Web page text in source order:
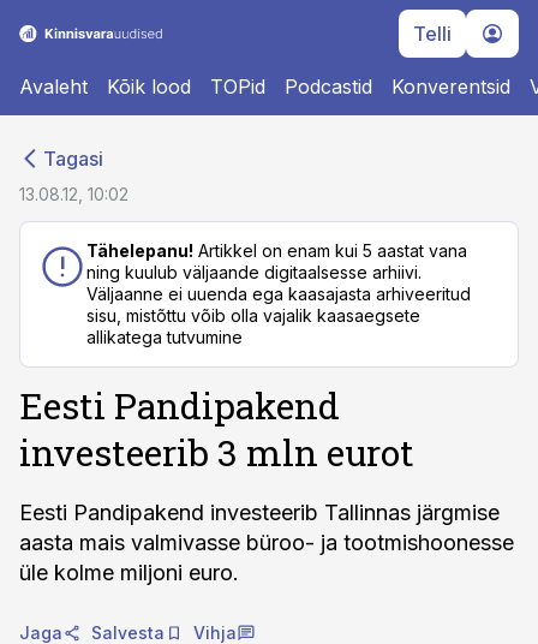
Telli
Avaleht Kõik lood TOPid Podcastid Konverentsid
Tagasi
13.08.12, 10:02
Tähelepanu! Artikkel on enam kui 5 aastat vana
ning kuulub väljaande digitaalsesse arhiivi.
Väljaanne ei uuenda ega kaasajasta arhiveeritud
sisu, mistõttu võib olla vajalik kaasaegsete
allikatega tutvumine
Eesti Pandipakend
investeerib 3 mln eurot
Eesti Pandipakend investeerib Tallinnas järgmise
aasta mais valmivasse büroo- ja tootmishoonesse
üle kolme miljoni euro.
Jaga Salvesta Vihja